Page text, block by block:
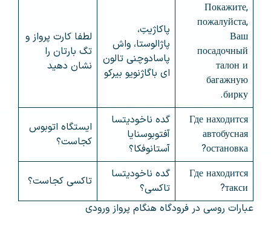
Покажите,
пожалуйста,
Ваш
посадочный
талон и
багажную
бирку.
پاکاژیتِ،
پاژالوستا، واش
پاسادوچنی تالون
ای باگاژنویو بیرکو
لطفا کارت پرواز و
تگ بارتان را
نشان دهید
Где находится
автобусная
остановка?
گده ناخودیتسا
آفتوبوسنایا
آستانوفکا؟
ایستگاه اتوبوس
کجاست؟
Где находится
такси?
گده ناخودیتسا
تاکسی؟
تاکسی کجاست؟
عبارات روسی در فرودگاه هنگام پرواز ورودی